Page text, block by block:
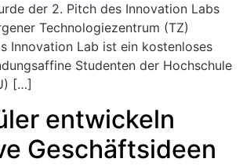
der 2. Pitch des Innovation Labs
Technologiezentrum (TZ)
Innovation Lab ist ein kostenloses
Studenten der Hochschule
[…]
entwickeln
Geschäftsideen